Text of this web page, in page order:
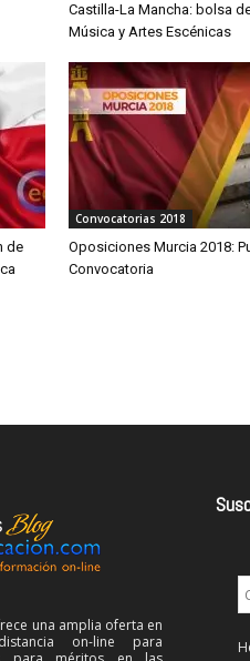
Castilla-La Mancha: bolsa
Música y Artes Escénicas
de
Convocatorias 2018
Oposiciones Murcia 2018:
Convocatoria
una amplia oferta en
on-line para